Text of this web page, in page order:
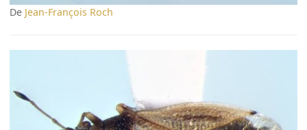
De Jean-François Roch